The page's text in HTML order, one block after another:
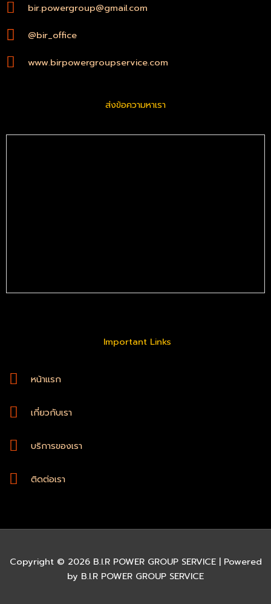
bir.powergroup@gmail.com
@bir_office
www.birpowergroupservice.com
ส่งข้อความหาเรา
Important Links
หน้าแรก
เกี่ยวกับเรา
บริการของเรา
ติดต่อเรา
Copyright © 2026 B.I.R POWER GROUP SERVICE | Powered
by B.I.R POWER GROUP SERVICE